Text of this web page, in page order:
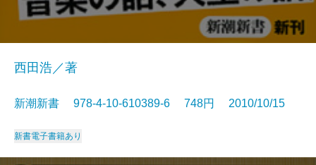
西田浩／著
新潮新書 978-4-10-610389-6 748円 2010/10/15
新書電子書籍あり